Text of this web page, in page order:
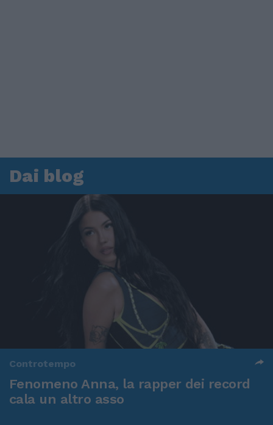
Dai blog
Controtempo
Fenomeno Anna, la rapper dei record
cala un altro asso